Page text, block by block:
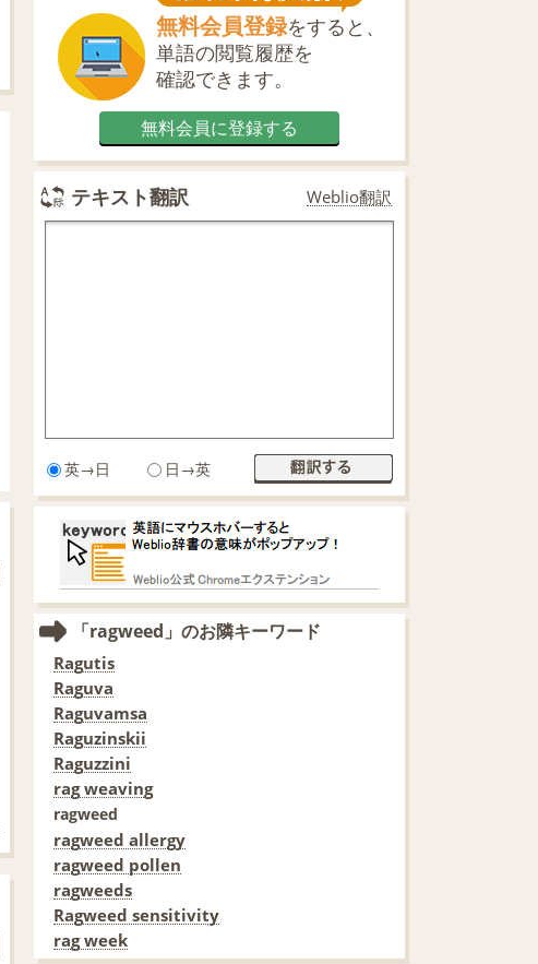
無料会員登録をすると、
単語の閲覧履歴を
確認できます。
無料会員に登録する
テキスト翻訳 Weblio翻訳
英→日 日→英
「ragweed」のお隣キーワード
Ragutis
Raguva
Raguvamsa
Raguzinskii
Raguzzini
rag weaving
ragweed
ragweed allergy
ragweed pollen
ragweeds
Ragweed sensitivity
rag week